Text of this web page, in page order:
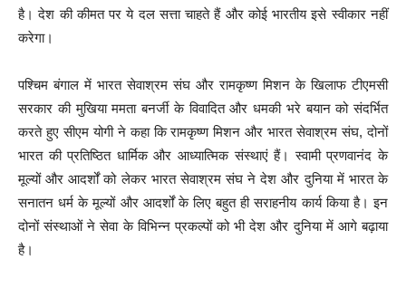
है। देश की कीमत पर ये दल सत्ता चाहते हैं और कोई भारतीय इसे स्वीकार नहीं
करेगा।
पश्चिम बंगाल में भारत सेवाश्रम संघ और रामकृष्ण मिशन के खिलाफ टीएमसी
सरकार की मुखिया ममता बनर्जी के विवादित और धमकी भरे बयान को संदर्भित
करते हुए सीएम योगी ने कहा कि रामकृष्ण मिशन और भारत सेवाश्रम संघ, दोनों
भारत की प्रतिष्ठित धार्मिक और आध्यात्मिक संस्थाएं हैं। स्वामी प्रणवानंद के
मूल्यों और आदर्शों को लेकर भारत सेवाश्रम संघ ने देश और दुनिया में भारत के
सनातन धर्म के मूल्यों और आदर्शों के लिए बहुत ही सराहनीय कार्य किया है। इन
दोनों संस्थाओं ने सेवा के विभिन्न प्रकल्पों को भी देश और दुनिया में आगे बढ़ाया
है।